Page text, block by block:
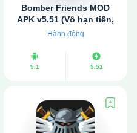
Bomber Friends MOD
APK v5.51 (Vô hạn tiền,
Hack bất tử, Menu Mod)
Hành động
5.1 5.51